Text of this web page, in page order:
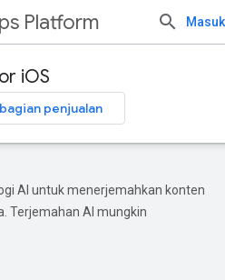
Platform Masuk
iOS
penjualan
AI untuk menerjemahkan konten
Terjemahan AI mungkin